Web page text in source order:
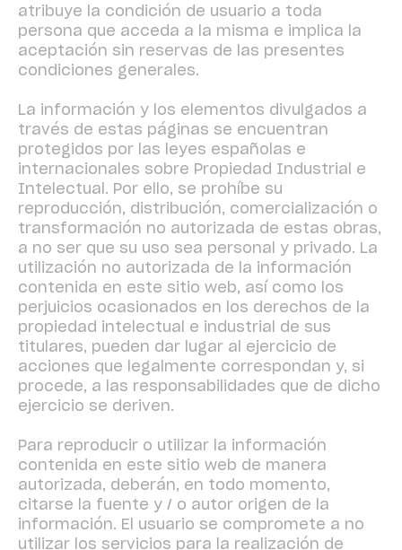
atribuye la condición de usuario a toda
persona que acceda a la misma e implica la
aceptación sin reservas de las presentes
condiciones generales.
La información y los elementos divulgados a
través de estas páginas se encuentran
protegidos por las leyes españolas e
internacionales sobre Propiedad Industrial e
Intelectual. Por ello, se prohíbe su
reproducción, distribución, comercialización o
transformación no autorizada de estas obras,
a no ser que su uso sea personal y privado. La
utilización no autorizada de la información
contenida en este sitio web, así como los
perjuicios ocasionados en los derechos de la
propiedad intelectual e industrial de sus
titulares, pueden dar lugar al ejercicio de
acciones que legalmente correspondan y, si
procede, a las responsabilidades que de dicho
ejercicio se deriven.
Para reproducir o utilizar la información
contenida en este sitio web de manera
autorizada, deberán, en todo momento,
citarse la fuente y / o autor origen de la
información. El usuario se compromete a no
utilizar los servicios para la realización de